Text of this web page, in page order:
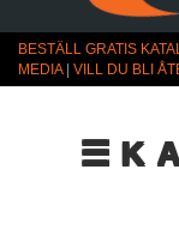
BESTÄLL GRATIS
MEDIA| VILL DU BLI